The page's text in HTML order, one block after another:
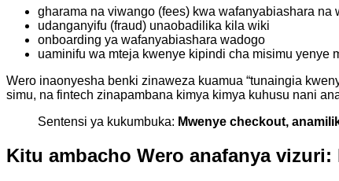
gharama na viwango (fees) kwa wafanyabiashara na
udanganyifu (fraud) unaobadilika kila wiki
onboarding ya wafanyabiashara wadogo
uaminifu wa mteja kwenye kipindi cha misimu yenye
Wero inaonyesha benki zinaweza kuamua “tunaingia
simu, na fintech zinapambana kimya kimya kuhusu nani
Sentensi ya kukumbuka: Mwenye checkout,
Kitu ambacho Wero anafanya